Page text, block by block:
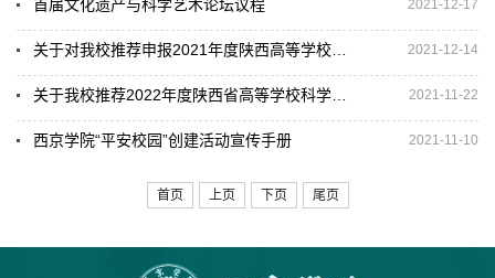
首届文化遗产与科学艺术论坛议程 2021-12-17
2021-12-14
2021-11-22
西京学院“平安校园”创建活动宣传手册 2021-11-10
首页 上页 下页 尾页